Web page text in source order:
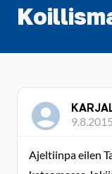
Ajeltiinpa eilen